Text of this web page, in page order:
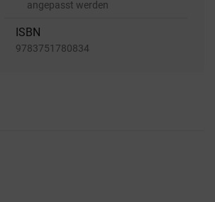
angepasst werden
ISBN
9783751780834